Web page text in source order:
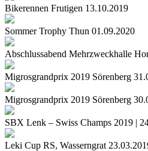
Bikerennen Frutigen 13.10.2019
Sommer Trophy Thun 01.09.2020
Abschlussabend Mehrzweckhalle
Migrosgrandprix 2019 Sörenberg
Migrosgrandprix 2019 Sörenberg
SBX Lenk – Swiss Champs 2019 |
Leki Cup RS, Wasserngrat